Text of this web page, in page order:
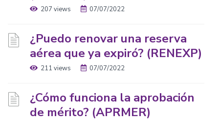
207 views 07/07/2022
¿Puedo renovar una reserva
aérea que ya expiró? (RENEXP)
211 views 07/07/2022
¿Cómo funciona la aprobación
de mérito? (APRMER)